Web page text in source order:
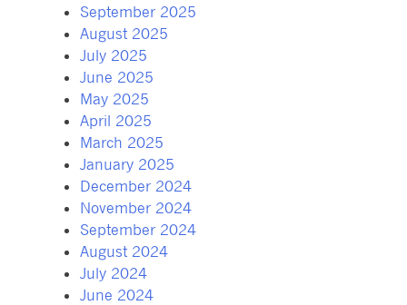
September 2025
August 2025
July 2025
June 2025
May 2025
April 2025
March 2025
January 2025
December 2024
November 2024
September 2024
August 2024
July 2024
June 2024